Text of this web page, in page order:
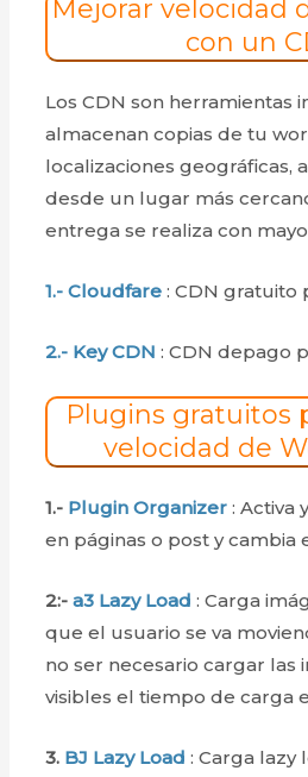
Mejorar velocidad
con un
Los CDN son herramientas
almacenan copias de tu
localizaciones geográficas,
desde un lugar más
entrega se realiza con
1.- Cloudfare : CDN gratuito
2.- Key CDN : CDN depago
Plugins gratuitos
velocidad de
1.- Plugin Organizer : Activa
en páginas o post y cambia
2:-a3 Lazy Load : Carga
que el usuario se va
no ser necesario cargar las
visibles el tiempo de carga
3. BJ Lazy Load : Carga lazy